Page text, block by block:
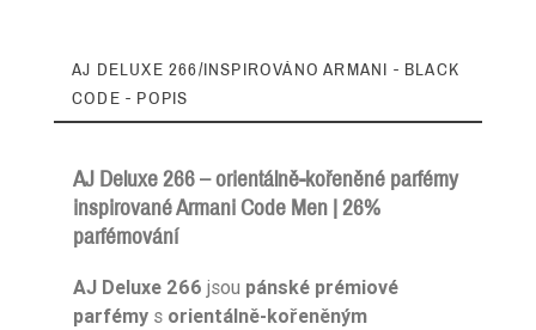
AJ DELUXE 266/INSPIROVÁNO ARMANI - BLACK
CODE - POPIS
AJ Deluxe 266 – orientálně-kořeněné parfémy
inspirované Armani Code Men | 26%
parfémování
AJ Deluxe 266 jsou pánské prémiové
parfémy s orientálně-kořeněným
Ean13